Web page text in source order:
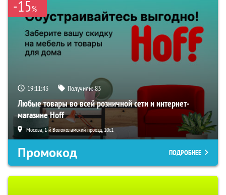
-15%
19:11:42 Получили:83
Любые товары во всей розничной сети и интернет-
магазине Hoff
Москва, 1-й Волоколамский проезд, 10с1
Промокод ПОДРОБНЕЕ